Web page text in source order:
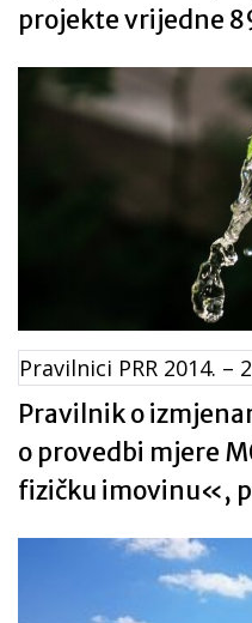
projekte vrijedne
Pravilnici PRR 2014. –
Pravilnik o
o provedbi mjere
fizičku imovinu«,
vezano uz razvoj,
prilagodbu